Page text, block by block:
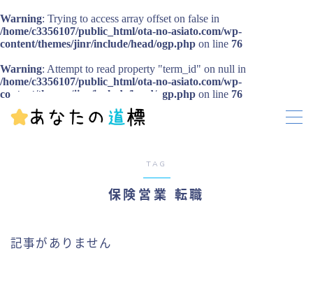
Warning: Trying to access array offset on false in
/home/c3356107/public_html/ota-no-asiato.com/wp-
content/themes/jinr/include/head/ogp.php on line 76
Warning: Attempt to read property "term_id" on null in
/home/c3356107/public_html/ota-no-asiato.com/wp-
content/themes/jinr/include/head/ogp.php on line 76
MENU
お問い合わせ
プライバシーポリシー
TAG
保険営業 転職
記事がありません